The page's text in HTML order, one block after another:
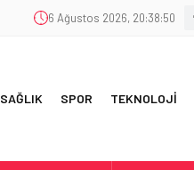
6 Ağustos 2026, 20:38:51
SAĞLIK SPOR TEKNOLOJİ